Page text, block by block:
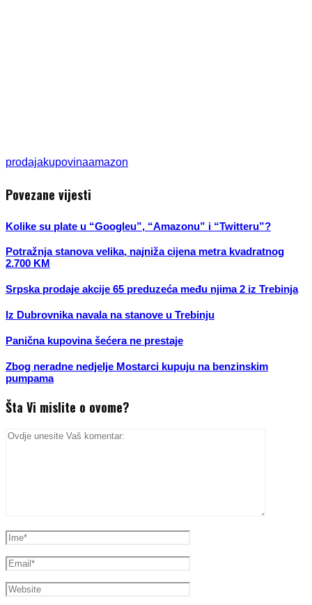
prodajakupovinaamazon
Povezane vijesti
Kolike su plate u “Googleu”, “Amazonu” i “Twitteru”?
Potražnja stanova velika, najniža cijena metra kvadratnog
2.700 KM
Srpska prodaje akcije 65 preduzeća među njima 2 iz Trebinja
Iz Dubrovnika navala na stanove u Trebinju
Panična kupovina šećera ne prestaje
Zbog neradne nedjelje Mostarci kupuju na benzinskim
pumpama
Šta Vi mislite o ovome?